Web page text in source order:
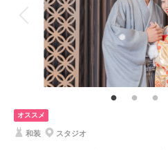
相談予約する
来店・オンライン
衣装追加 会食
家族と撮影 家族用衣装レ
その他含
全データ、衣裳小物（アクセサリー、シ
セット、スタジオシーン利用（2シーン）
豊富な背景シーンより２つのシーンを選
上質な衣裳を身にまとわれたおふたりが
オススメ
和装 スタジオ